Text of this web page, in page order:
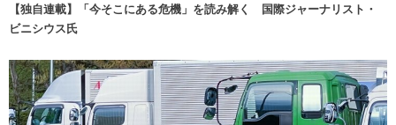
【独自連載】「今そこにある危機」を読み解く 国際ジャーナリスト・
ビニシウス氏